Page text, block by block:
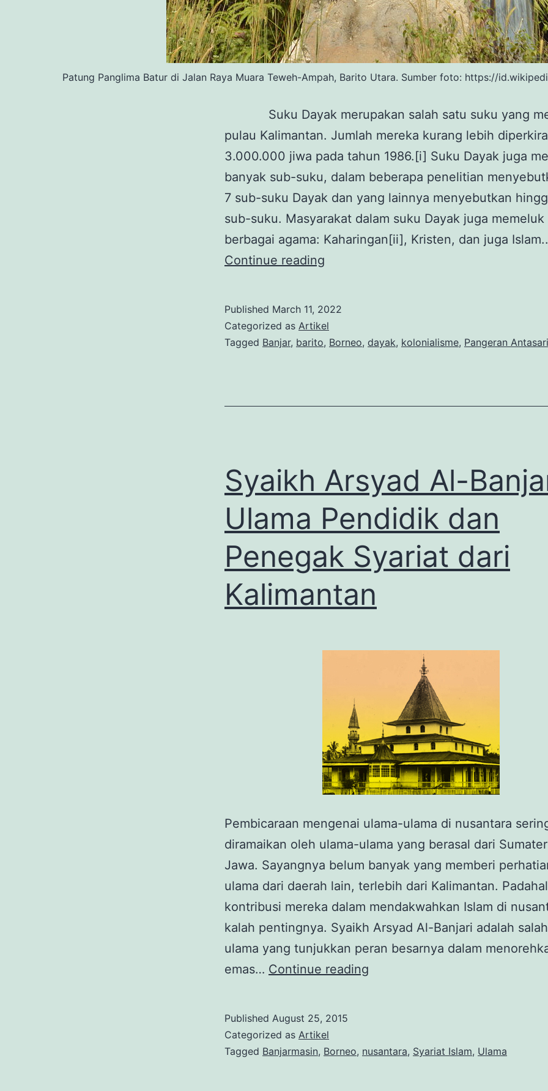
Patung Panglima Batur di Jalan Raya Muara Teweh-Ampah, Barito Utara. Sumber foto: https://
Suku Dayak merupakan salah satu suku yang
pulau Kalimantan. Jumlah mereka kurang lebih
3.000.000 jiwa pada tahun 1986.[i] Suku Dayak juga
banyak sub-suku, dalam beberapa penelitian
7 sub-suku Dayak dan yang lainnya menyebutkan
sub-suku. Masyarakat dalam suku Dayak juga memeluk
berbagai agama: Kaharingan[ii], Kristen, dan juga
Continue reading
Dayak
Islam
Published March 11, 2022
Categorized as Artikel
Tagged Banjar, barito, Borneo, dayak, kolonialisme, Pangeran Antasari
Syaikh Arsyad Al-
Ulama Pendidik dan
Penegak Syariat dari
Kalimantan
Pembicaraan mengenai ulama-ulama di nusantara
diramaikan oleh ulama-ulama yang berasal dari
Jawa. Sayangnya belum banyak yang memberi
ulama dari daerah lain, terlebih dari Kalimantan. Padahal
kontribusi mereka dalam mendakwahkan Islam di
kalah pentingnya. Syaikh Arsyad Al-Banjari adalah
ulama yang tunjukkan peran besarnya dalam
emas… Continue reading
Ulama
Published August 25, 2015
Categorized as Artikel
Tagged Banjarmasin, Borneo, nusantara, Syariat Islam, Ulama